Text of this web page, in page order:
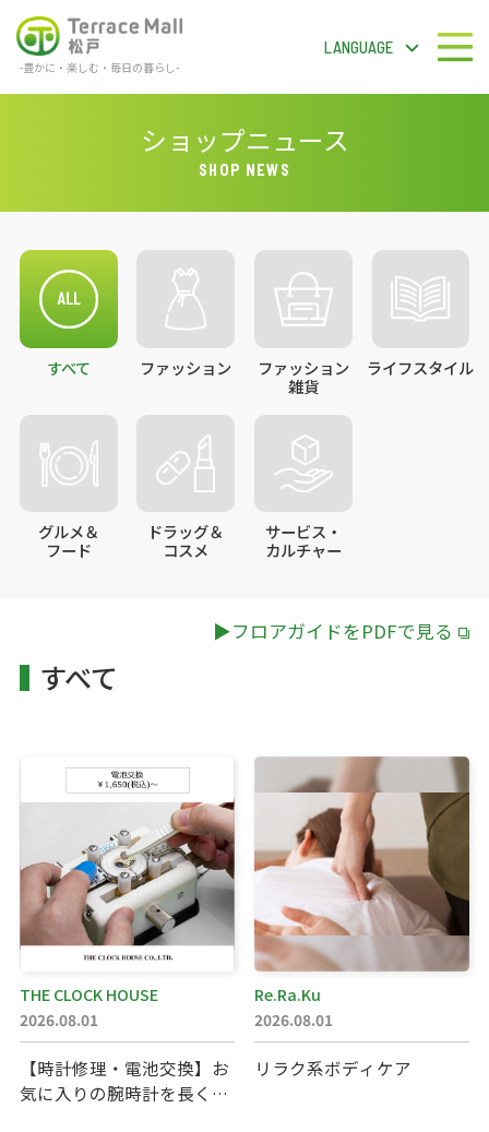
-豊かに・楽しむ・毎日の暮らし-
LANGUAGE
テラスモール松戸
LANGUAGE
ショップガイド
ショップニュース
イベント＆ニュース
サービス
アクセス・駐車場
スタッフ募集
イベントスペースご利用案内
ご利用規約
プライバシーポリシー
会社案内
サイトマップ
ショップニュース
SHOP NEWS
すべて ファッション
ファッション
雑貨
ライフスタイル
グルメ＆
フード
ドラッグ＆
コスメ
サービス・
カルチャー
▶フロアガイドをPDFで見る
すべて
THE CLOCK HOUSE
2026.08.01
【時計修理・電池交換】お
気に入りの腕時計を長く大
Re.Ra.Ku
2026.08.01
リラク系ボディケア